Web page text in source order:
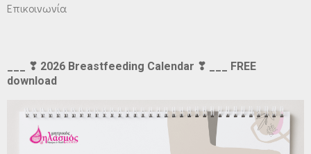
Επικοινωνία
___ ❣ 2026 Breastfeeding Calendar ❣ ___ FREE
download